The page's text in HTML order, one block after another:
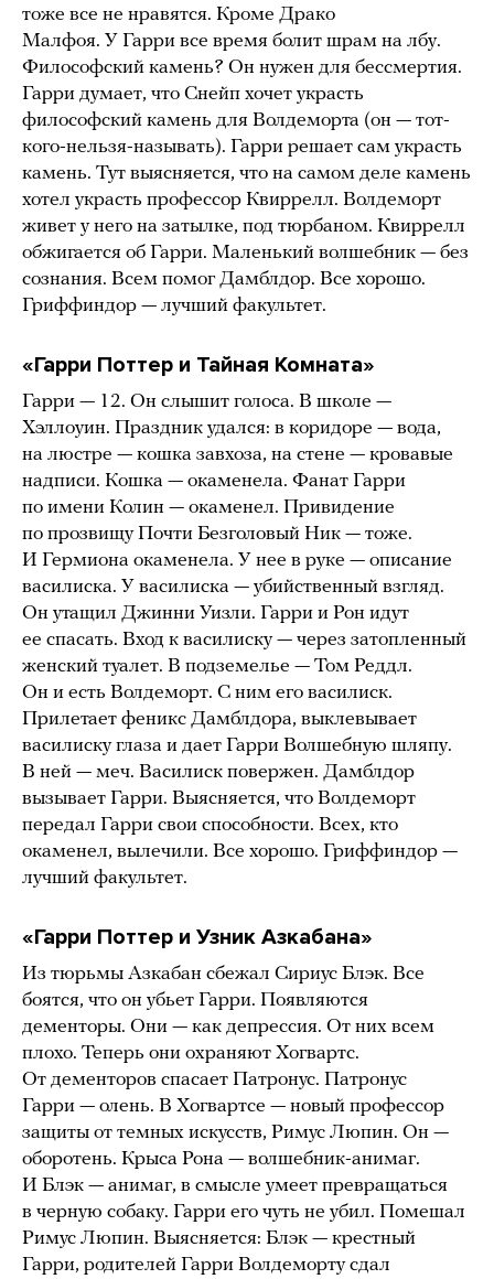
тоже все не нравятся. Кроме Драко
Малфоя. У Гарри все время болит шрам на лбу.
Философский камень? Он нужен для бессмертия.
Гарри думает, что Снейп хочет украсть
философский камень для Волдеморта (он — тот-
кого-нельзя-называть). Гарри решает сам украсть
камень. Тут выясняется, что на самом деле камень
хотел украсть профессор Квиррелл. Волдеморт
живет у него на затылке, под тюрбаном. Квиррелл
обжигается об Гарри. Маленький волшебник — без
сознания. Всем помог Дамблдор. Все хорошо.
Гриффиндор — лучший факультет.
«Гарри Поттер и Тайная Комната»
Гарри — 12. Он слышит голоса. В школе —
Хэллоуин. Праздник удался: в коридоре — вода,
на люстре — кошка завхоза, на стене — кровавые
надписи. Кошка — окаменела. Фанат Гарри
по имени Колин — окаменел. Привидение
по прозвищу Почти Безголовый Ник — тоже.
И Гермиона окаменела. У нее в руке — описание
василиска. У василиска — убийственный взгляд.
Он утащил Джинни Уизли. Гарри и Рон идут
ее спасать. Вход к василиску — через затопленный
женский туалет. В подземелье — Том Реддл.
Он и есть Волдеморт. С ним его василиск.
Прилетает феникс Дамблдора, выклевывает
василиску глаза и дает Гарри Волшебную шляпу.
В ней — меч. Василиск повержен. Дамблдор
вызывает Гарри. Выясняется, что Волдеморт
передал Гарри свои способности. Всех, кто
окаменел, вылечили. Все хорошо. Гриффиндор —
лучший факультет.
«Гарри Поттер и Узник Азкабана»
Из тюрьмы Азкабан сбежал Сириус Блэк. Все
боятся, что он убьет Гарри. Появляются
дементоры. Они — как депрессия. От них всем
плохо. Теперь они охраняют Хогвартс.
От дементоров спасает Патронус. Патронус
Гарри — олень. В Хогвартсе — новый профессор
защиты от темных искусств, Римус Люпин. Он —
оборотень. Крыса Рона — волшебник-анимаг.
И Блэк — анимаг, в смысле умеет превращаться
в черную собаку. Гарри его чуть не убил. Помешал
Римус Люпин. Выясняется: Блэк — крестный
Гарри, родителей Гарри Волдеморту сдал